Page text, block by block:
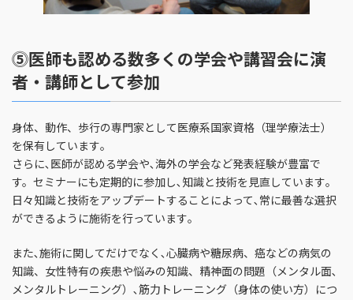
⓹医師も認める数多くの学会や講習会に演
者・講師として参加
身体、動作、歩行の専門家として医療系国家資格（理学療法士）
を保有しています｡
さらに､医師が認める学会や､海外の学会など発表経験が豊富で
す。セミナーにも定期的に参加し､知識と技術を見直しています｡
日々知識と技術をアップデートすることによって､常に最善な選択
ができるように施術を行っています｡
また､施術に関してだけでなく､心臓病や糖尿病、癌などの病気の
知識、女性特有の疾患や悩みの知識、精神面の問題（メンタル面､
メンタルトレーニング）､筋力トレーニング（身体の使い方）につ